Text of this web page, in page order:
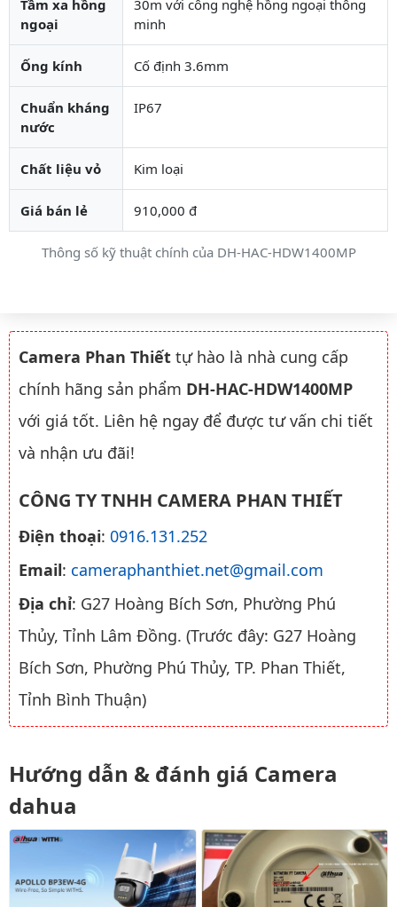
Thông số kỹ thuật chính của DH-HAC-HDW1400MP
Tầm xa hồng
ngoại
30m với công nghệ hồng ngoại thông
minh
Ống kính Cố định 3.6mm
Chuẩn kháng
nước
IP67
Chất liệu vỏ Kim loại
Giá bán lẻ 910,000 đ
Camera Phan Thiết tự hào là nhà cung cấp
chính hãng sản phẩm DH-HAC-HDW1400MP
với giá tốt. Liên hệ ngay để được tư vấn chi tiết
và nhận ưu đãi!
CÔNG TY TNHH CAMERA PHAN THIẾT
Điện thoại: 0916.131.252
Email: cameraphanthiet.net@gmail.com
Địa chỉ: G27 Hoàng Bích Sơn, Phường Phú
Thủy, Tỉnh Lâm Đồng. (Trước đây: G27 Hoàng
Bích Sơn, Phường Phú Thủy, TP. Phan Thiết,
Tỉnh Bình Thuận)
Hướng dẫn & đánh giá Camera
dahua